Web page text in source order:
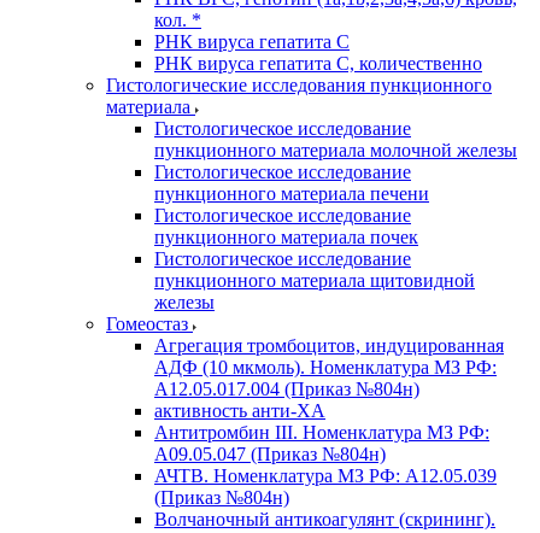
кол. *
РНК вируса гепатита C
РНК вируса гепатита C, количественно
Гистологические исследования пункционного
материала
Гистологическое исследование
пункционного материала молочной железы
Гистологическое исследование
пункционного материала печени
Гистологическое исследование
пункционного материала почек
Гистологическое исследование
пункционного материала щитовидной
железы
Гомеостаз
Агрегация тромбоцитов, индуцированная
АДФ (10 мкмоль). Номенклатура МЗ РФ:
A12.05.017.004 (Приказ №804н)
активность анти-ХА
Антитромбин III. Номенклатура МЗ РФ:
A09.05.047 (Приказ №804н)
АЧТВ. Номенклатура МЗ РФ: A12.05.039
(Приказ №804н)
Волчаночный антикоагулянт (скрининг).